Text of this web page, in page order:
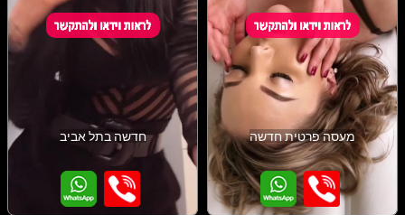
מעסה פרטית חדשה חדשה בתל אביב